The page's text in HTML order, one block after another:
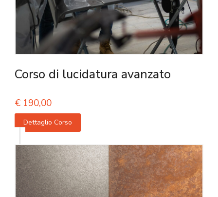
Corso di lucidatura avanzato
€ 190,00
Dettaglio Corso